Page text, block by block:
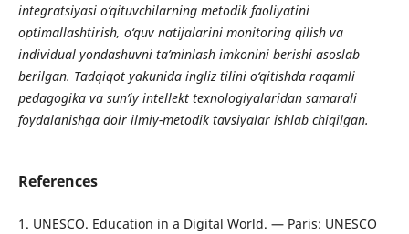
integratsiyasi o‘qituvchilarning metodik faoliyatini
optimallashtirish, o‘quv natijalarini monitoring qilish va
individual yondashuvni ta’minlash imkonini berishi asoslab
berilgan. Tadqiqot yakunida ingliz tilini o‘qitishda raqamli
pedagogika va sun’iy intellekt texnologiyalaridan samarali
foydalanishga doir ilmiy-metodik tavsiyalar ishlab chiqilgan.
References
1. UNESCO. Education in a Digital World. — Paris: UNESCO